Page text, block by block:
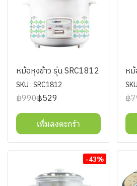
หม้อหุงข้าว รุ่น SRC1812
SKU : SRC1812
฿990฿529
เพิ่มลงตะกร้า
ห
฿
-43%